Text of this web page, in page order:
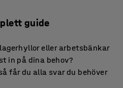
guide
eller arbetsbänkar
in på dina behov?
får du alla svar du behöver